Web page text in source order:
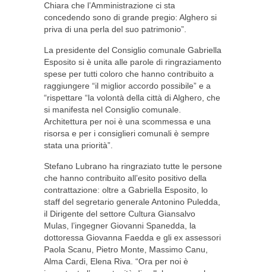
Chiara che l’Amministrazione ci sta
concedendo sono di grande pregio: Alghero si
priva di una perla del suo patrimonio”.
La presidente del Consiglio comunale Gabriella
Esposito si è unita alle parole di ringraziamento
spese per tutti coloro che hanno contribuito a
raggiungere “il miglior accordo possibile” e a
“rispettare “la volontà della città di Alghero, che
si manifesta nel Consiglio comunale.
Architettura per noi è una scommessa e una
risorsa e per i consiglieri comunali è sempre
stata una priorità”.
Stefano Lubrano ha ringraziato tutte le persone
che hanno contribuito all’esito positivo della
contrattazione: oltre a Gabriella Esposito, lo
staff del segretario generale Antonino Puledda,
il Dirigente del settore Cultura Giansalvo
Mulas, l’ingegner Giovanni Spanedda, la
dottoressa Giovanna Faedda e gli ex assessori
Paola Scanu, Pietro Monte, Massimo Canu,
Alma Cardi, Elena Riva. “Ora per noi è